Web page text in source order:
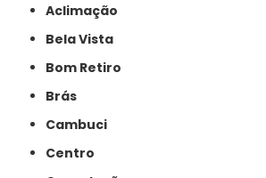
Aclimação
Bela Vista
Bom Retiro
Brás
Cambuci
Centro